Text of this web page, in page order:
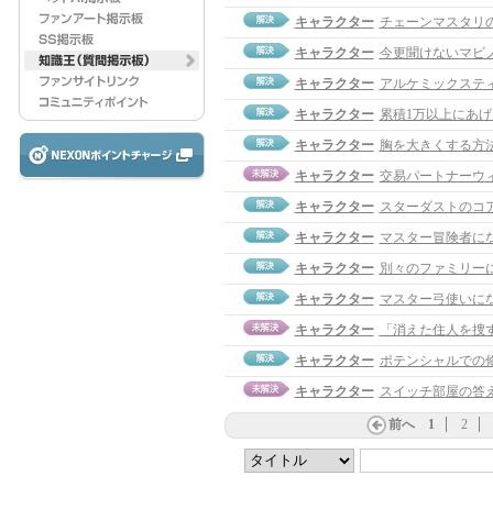
キャラクター チェーンマスタリ
キャラクター 今更聞けないマビ
キャラクター アルケミックステ
キャラクター 累積1万以上にあ
キャラクター 胸を大きくする方
キャラクター 交易パートナーウ
キャラクター スターダストのコ
キャラクター マスター冒険者に
キャラクター 別々のファミリー
キャラクター マスター弓使いに
キャラクター
「消えた住人を
キャラクター ポテンシャルでの
キャラクター スイッチ部屋の答
前へ 1 2